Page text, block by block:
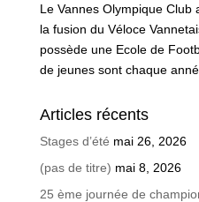
Le Vannes Olympique Club
la fusion du Véloce
possède une Ecole de
de jeunes sont chaque
Articles récents
Stages d’été mai 26, 2026
(pas de titre) mai 8, 2026
25 ème journée de